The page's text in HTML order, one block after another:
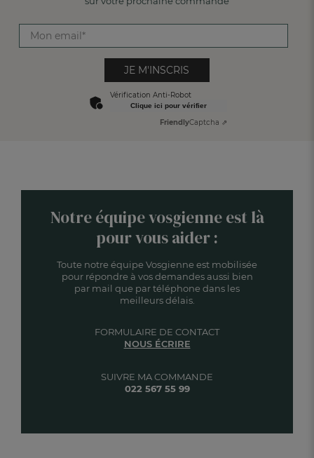
JE M'INSCRIS
Vérification Anti-Robot
Clique ici pour vérifier
FriendlyCaptcha ⇗
Notre équipe vosgienne est là
pour vous aider :
Toute notre équipe Vosgienne est mobilisée
pour répondre à vos demandes aussi bien
par mail que par téléphone dans les
meilleurs délais.
SUIVRE MA COMMANDE
022 567 55 99
FORMULAIRE DE CONTACT
NOUS ÉCRIRE